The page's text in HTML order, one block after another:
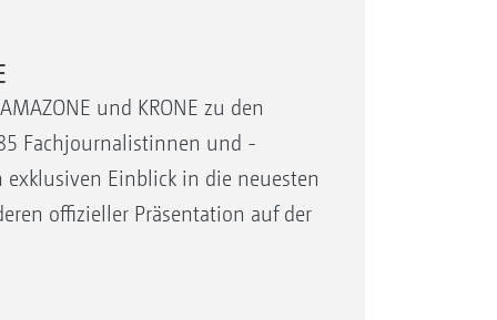
und KRONE zu den
Fachjournalistinnen und -
Einblick in die neuesten
offizieller Präsentation auf der